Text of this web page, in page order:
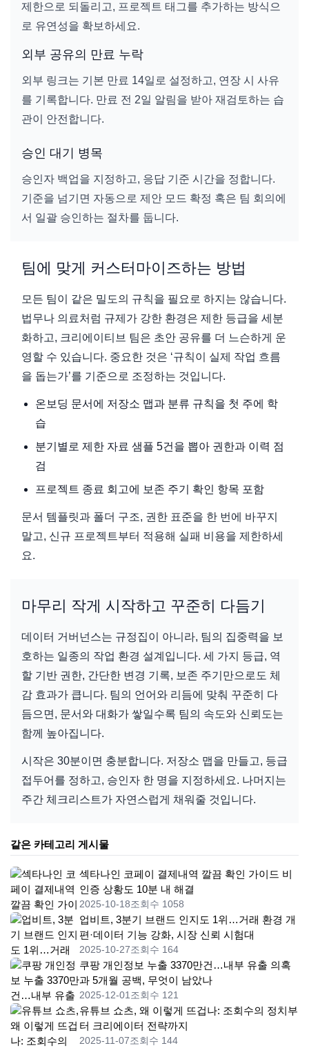
제한으로 되돌리고, 프로젝트 태그를 추가하는 방식으
로 유연성을 확보하세요.
외부 공유의 만료 누락
외부 링크는 기본 만료 14일로 설정하고, 연장 시 사유
를 기록합니다. 만료 전 2일 알림을 받아 재검토하는 습
관이 안전합니다.
승인 대기 병목
승인자 백업을 지정하고, 응답 기준 시간을 정합니다.
기준을 넘기면 자동으로 제안 모드 확정 혹은 팀 회의에
서 일괄 승인하는 절차를 둡니다.
팀에 맞게 커스터마이즈하는 방법
모든 팀이 같은 밀도의 규칙을 필요로 하지는 않습니다.
법무나 의료처럼 규제가 강한 환경은 제한 등급을 세분
화하고, 크리에이티브 팀은 초안 공유를 더 느슨하게 운
영할 수 있습니다. 중요한 것은 ‘규칙이 실제 작업 흐름
을 돕는가’를 기준으로 조정하는 것입니다.
온보딩 문서에 저장소 맵과 분류 규칙을 첫 주에 학
습
분기별로 제한 자료 샘플 5건을 뽑아 권한과 이력 점
검
프로젝트 종료 회고에 보존 주기 확인 항목 포함
문서 템플릿과 폴더 구조, 권한 표준을 한 번에 바꾸지
말고, 신규 프로젝트부터 적용해 실패 비용을 제한하세
요.
마무리 작게 시작하고 꾸준히 다듬기
데이터 거버넌스는 규정집이 아니라, 팀의 집중력을 보
호하는 일종의 작업 환경 설계입니다. 세 가지 등급, 역
할 기반 권한, 간단한 변경 기록, 보존 주기만으로도 체
감 효과가 큽니다. 팀의 언어와 리듬에 맞춰 꾸준히 다
듬으면, 문서와 대화가 쌓일수록 팀의 속도와 신뢰도는
함께 높아집니다.
시작은 30분이면 충분합니다. 저장소 맵을 만들고, 등급
접두어를 정하고, 승인자 한 명을 지정하세요. 나머지는
주간 체크리스트가 자연스럽게 채워줄 것입니다.
같은 카테고리 게시물
섹타나인 코페이 결제내역 깔끔 확인 가이드 비
인증 상황도 10분 내 해결
2025-10-18조회수 1058
업비트, 3분기 브랜드 인지도 1위…거래 환경 개
편·데이터 기능 강화, 시장 신뢰 시험대
2025-10-27조회수 164
쿠팡 개인정보 누출 3370만건…내부 유출 의혹
과 5개월 공백, 무엇이 남았나
2025-12-01 조회수 121
유튜브 쇼츠, 왜 이렇게 뜨겁나: 조회수의 정치부
터 크리에이터 전략까지
2025-11-07조회수 144